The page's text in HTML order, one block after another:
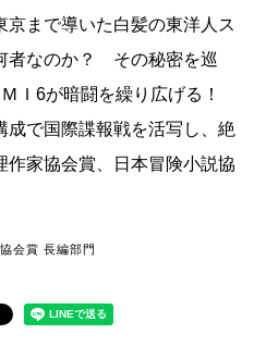
まで導いた白髪の東洋人ス
者なのか？ その秘密を巡
Ｉ6が暗闘を繰り広げる！
成で国際諜報戦を活写し、絶
作家協会賞、日本冒険小説協
会賞 長編部門